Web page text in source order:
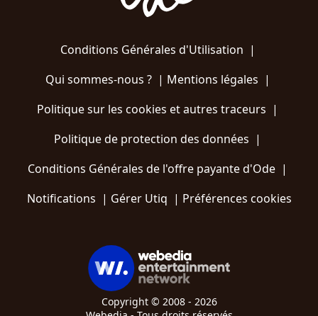
Conditions Générales d'Utilisation |
Qui sommes-nous ?| Mentions légales |
Politique sur les cookies et autres traceurs |
Politique de protection des données |
Conditions Générales de l'offre payante d'Ode |
Notifications | Gérer Utiq | Préférences cookies
Copyright © 2008 - 2026